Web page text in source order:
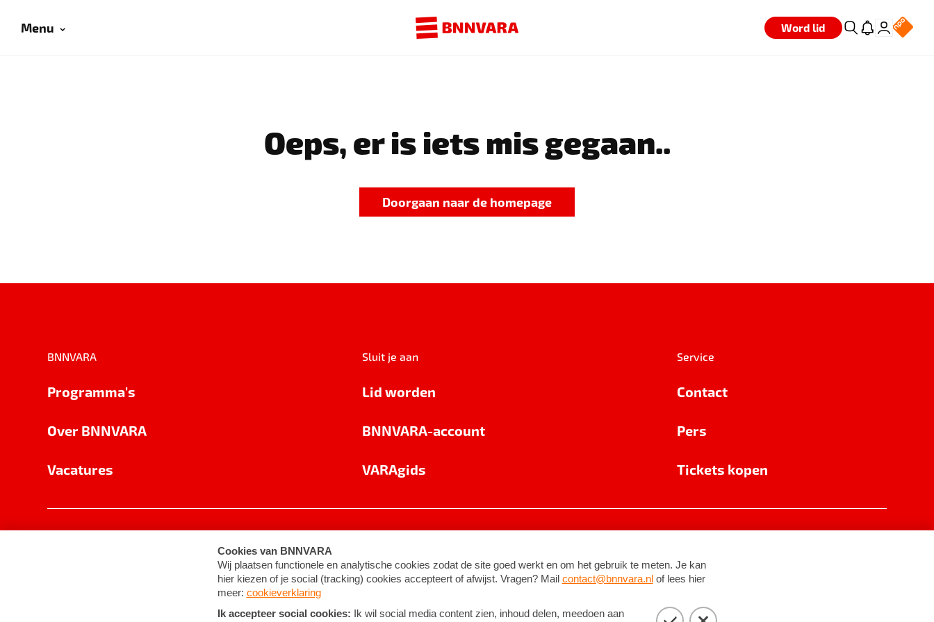
Menu Word lid
Oeps, er is iets mis gegaan..
Doorgaan naar de homepage
BNNVARA
Programma's
Over BNNVARA
Vacatures
Sluit je aan
Lid worden
BNNVARA-account
VARAgids
Service
Contact
Pers
Tickets kopen
Cookie-instellingen Algemene voorwaarden ©2026BNNVARA